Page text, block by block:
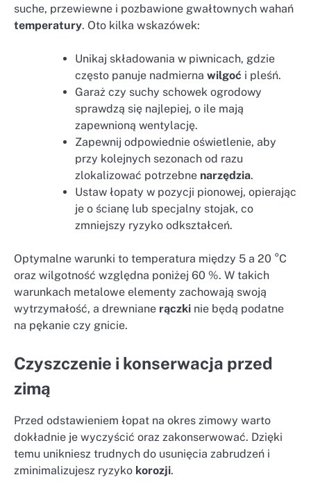
suche, przewiewne i pozbawione gwałtownych wahań
temperatury. Oto kilka wskazówek:
Unikaj składowania w piwnicach, gdzie
często panuje nadmierna wilgoć i pleśń.
Garaż czy suchy schowek ogrodowy
sprawdzą się najlepiej, o ile mają
zapewnioną wentylację.
Zapewnij odpowiednie oświetlenie, aby
przy kolejnych sezonach od razu
zlokalizować potrzebne narzędzia.
Ustaw łopaty w pozycji pionowej, opierając
je o ścianę lub specjalny stojak, co
zmniejszy ryzyko odkształceń.
Optymalne warunki to temperatura między 5 a 20 °C
oraz wilgotność względna poniżej 60 %. W takich
warunkach metalowe elementy zachowają swoją
wytrzymałość, a drewniane rączki nie będą podatne
na pękanie czy gnicie.
Czyszczenie i konserwacja przed
zimą
Przed odstawieniem łopat na okres zimowy warto
dokładnie je wyczyścić oraz zakonserwować. Dzięki
temu unikniesz trudnych do usunięcia zabrudzeń i
zminimalizujesz ryzyko korozji.